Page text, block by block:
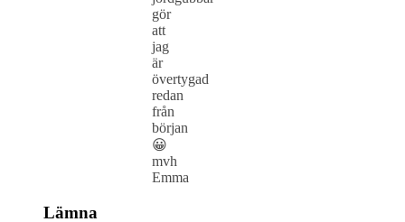
gör
att
jag
är
övertygad
redan
från
början
😀
mvh
Emma
Lämna